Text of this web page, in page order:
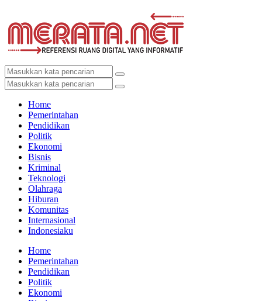
Home
Pemerintahan
Pendidikan
Politik
Ekonomi
Bisnis
Kriminal
Teknologi
Olahraga
Hiburan
Komunitas
Internasional
Indonesiaku
Home
Pemerintahan
Pendidikan
Politik
Ekonomi